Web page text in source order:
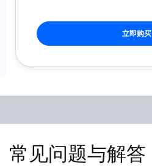
立即购买
常见问题与解答